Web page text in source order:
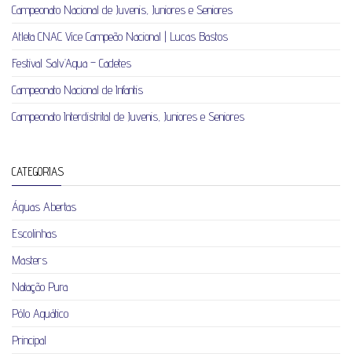
Campeonato Nacional de Juvenis, Juniores e Seniores
Atleta CNAC Vice Campeão Nacional | Lucas Bastos
Festival Salv’Aqua – Cadetes
Campeonato Nacional de Infantis
Campeonato Interdistrital de Juvenis, Juniores e Seniores
CATEGORIAS
Águas Abertas
Escolinhas
Masters
Natação Pura
Pólo Aquático
Principal